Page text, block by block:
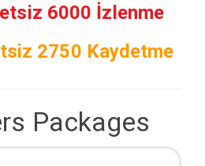
6000 İzlenme
2750 Kaydetme
Packages